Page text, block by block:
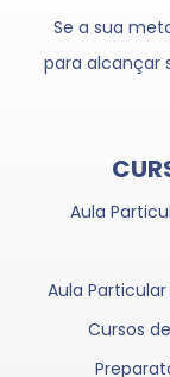
Se a sua
para alcançar
Aula
Aula
Cursos